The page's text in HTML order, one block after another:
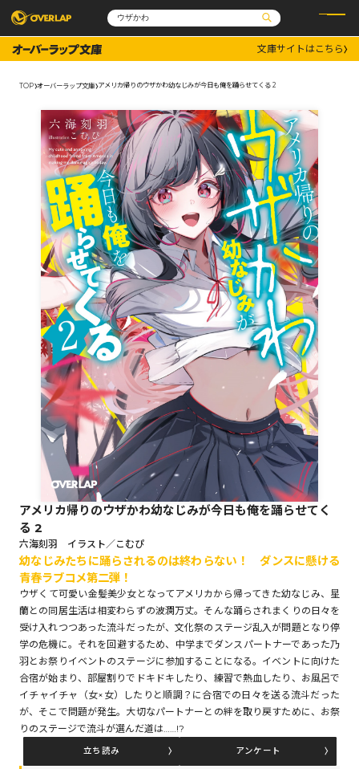
コミックガルド
コミッククリエ
文庫
ノベルス
その他
コミックエッセイ
ポケットモンスター
アニメ
ゲーム
通販・NEWS
OVERLAP STORE
オーバーラップ広報室
企業
会社概要
採用情報
アクセス
オーバーラップホールディングス
お問い合わせはこちら
オーバーラップ文庫
オーバーラップノベルス
オーバーラップノベルスf
ロサージュノベルス
コミックガルド
リキューレ
コミックパルフェ
文庫サイトはこちら
TOP オーバーラップ文庫 アメリカ帰りのウザかわ幼なじみが今日も俺を踊らせてくる 2
アメリカ帰りのウザかわ幼なじみが今日も俺を踊らせてく
る 2
六海刻羽 イラスト／こむぴ
幼なじみたちに踊らされるのは終わらない！ ダンスに懸ける
青春ラブコメ第二弾！
ウザくて可愛い金髪美少女となってアメリカから帰ってきた幼なじみ、星
蘭との同居生活は相変わらずの波瀾万丈。そんな踊らされまくりの日々を
受け入れつつあった流斗だったが、文化祭のステージ乱入が問題となり停
学の危機に。それを回避するため、中学までダンスパートナーであった乃
羽とお祭りイベントのステージに参加することになる。イベントに向けた
合宿が始まり、部屋割りでドキドキしたり、練習で熱血したり、お風呂で
イチャイチャ（女×女）したりと順調？に合宿での日々を送る流斗だった
が、そこで問題が発生。大切なパートナーとの絆を取り戻すために、お祭
りのステージで流斗が選んだ道は……!?
立ち読み アンケート